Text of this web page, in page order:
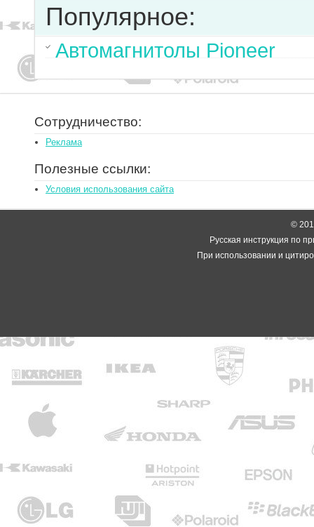
Популярное:
Автомагнитолы Pioneer
Сотрудничество:
Реклама
Полезные ссылки:
Условия использования сайта
©
Русская инструкция по
При использовании и